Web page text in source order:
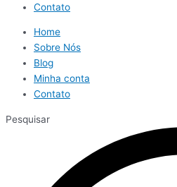
Contato
Home
Sobre Nós
Blog
Minha conta
Contato
Pesquisar